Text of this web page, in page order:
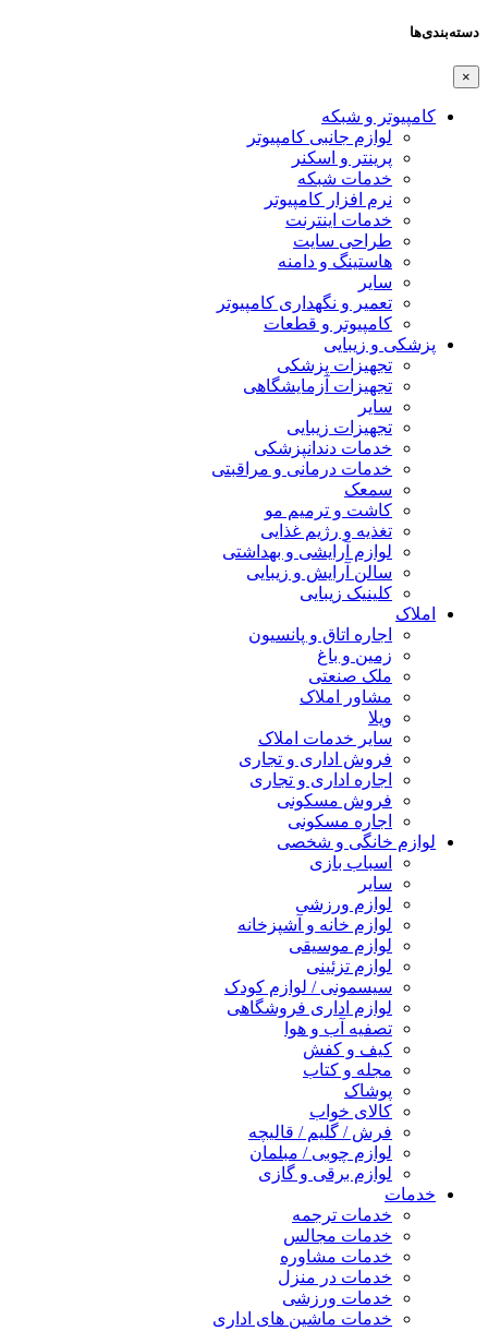
دسته‌بندی‌ها
×
کامپیوتر و شبکه
لوازم جانبی کامپیوتر
پرینتر و اسکنر
خدمات شبکه
نرم افزار کامپیوتر
خدمات اینترنت
طراحی سایت
هاستینگ و دامنه
سایر
تعمیر و نگهداری کامپیوتر
کامپیوتر و قطعات
پزشکی و زیبایی
تجهیزات پزشکی
تجهیزات آزمایشگاهی
سایر
تجهیزات زیبایی
خدمات دندانپزشکی
خدمات درمانی و مراقبتی
سمعک
کاشت و ترمیم مو
تغذیه و رژیم غذایی
لوازم آرایشی و بهداشتی
سالن آرایش و زیبایی
کلینیک زیبایی
املاک
اجاره اتاق و پانسیون
زمین و باغ
ملک صنعتی
مشاور املاک
ویلا
سایر خدمات املاک
فروش اداری و تجاری
اجاره اداری و تجاری
فروش مسکونی
اجاره مسکونی
لوازم خانگی و شخصی
اسباب بازی
سایر
لوازم ورزشی
لوازم خانه و آشپزخانه
لوازم موسیقی
لوازم تزئینی
سیسمونی / لوازم کودک
لوازم اداری فروشگاهی
تصفیه آب و هوا
کیف و کفش
مجله و کتاب
پوشاک
کالای خواب
فرش / گلیم / قالیچه
لوازم چوبی / مبلمان
لوازم برقی و گازی
خدمات
خدمات ترجمه
خدمات مجالس
خدمات مشاوره
خدمات در منزل
خدمات ورزشی
خدمات ماشین های اداری